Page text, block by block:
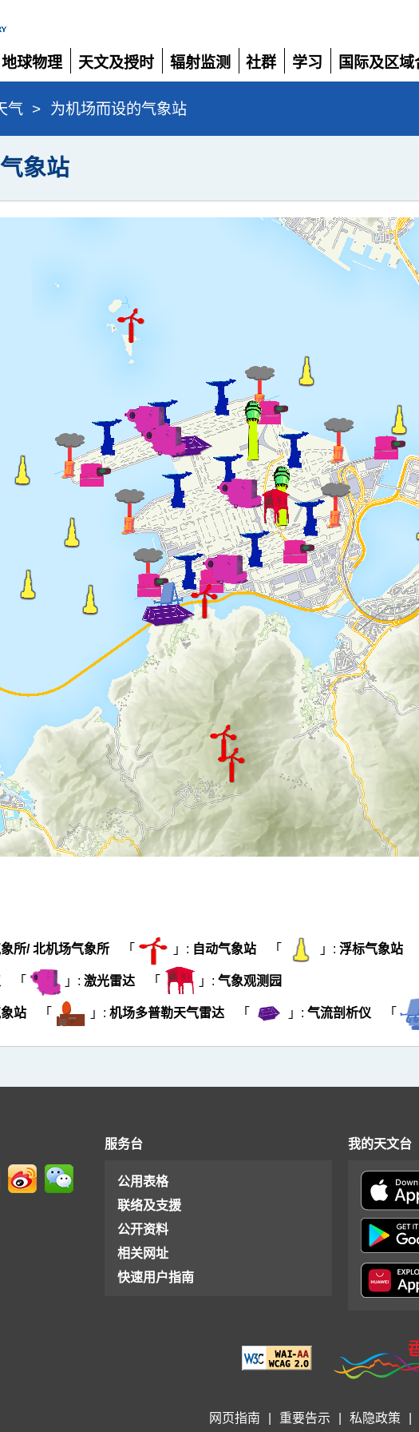
地球物理
展
开
天文及授时
展
开
辐射监测
展
开
社群
展
学习
展
国际及区域
展
气 > 为机场而设的气象站
象站
所/ 北机场气象所 「 」: 自动气象站 「 」: 浮标气象站
「 」: 激光雷达 「 」: 气象观测园
站 「 」: 机场多普勒天气雷达 「 」: 气流剖析仪 「
服务台
公用表格
联络及支援
公开资料
相关网址
快速用户指南
我的天文台
网页指南 重要告示 私隐政策